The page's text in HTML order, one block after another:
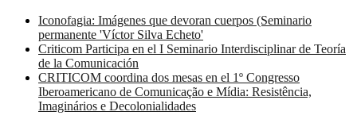
Iconofagia: Imágenes que devoran cuerpos (Seminario
permanente 'Víctor Silva Echeto'
Criticom Participa en el I Seminario Interdisciplinar de Teoría
de la Comunicación
CRITICOM coordina dos mesas en el 1º Congresso
Iberoamericano de Comunicação e Mídia: Resistência,
Imaginários e Decolonialidades